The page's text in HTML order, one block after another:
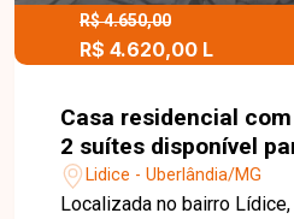
R$ 4.650,00
R$ 4.620,00 L
Casa residencial
2 suítes disponível
venda no bairro
MG
Lidice - Uberlândia/MG
Localizada no bairro